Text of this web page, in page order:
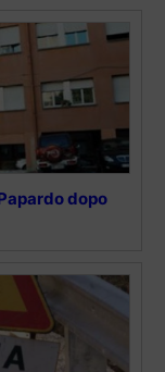
dopo